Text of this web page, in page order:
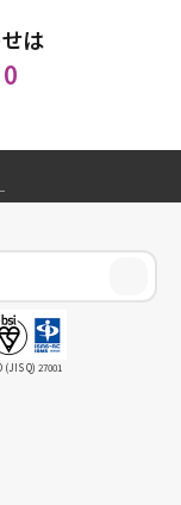
は
(JIS Q) 27001